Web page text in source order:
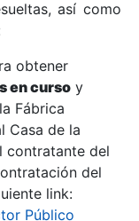
así como
obtener
en curso y
Fábrica
Casa de la
contratante del
del
link:
Público